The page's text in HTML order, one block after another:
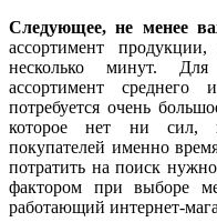
Следующее, не менее
ассортимент
несколько минут. Для
ассортимент среднего
потребуется очень
которое нет ни сил,
покупателей именно
потратить на поиск
фактором при выборе
работающий интернет-